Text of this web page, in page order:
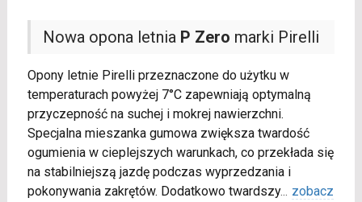
Nowa opona letnia P Zero marki Pirelli
Opony letnie Pirelli przeznaczone do użytku w
temperaturach powyżej 7°C zapewniają optymalną
przyczepność na suchej i mokrej nawierzchni.
Specjalna mieszanka gumowa zwiększa twardość
ogumienia w cieplejszych warunkach, co przekłada się
na stabilniejszą jazdę podczas wyprzedzania i
pokonywania zakrętów. Dodatkowo twardszy... zobacz